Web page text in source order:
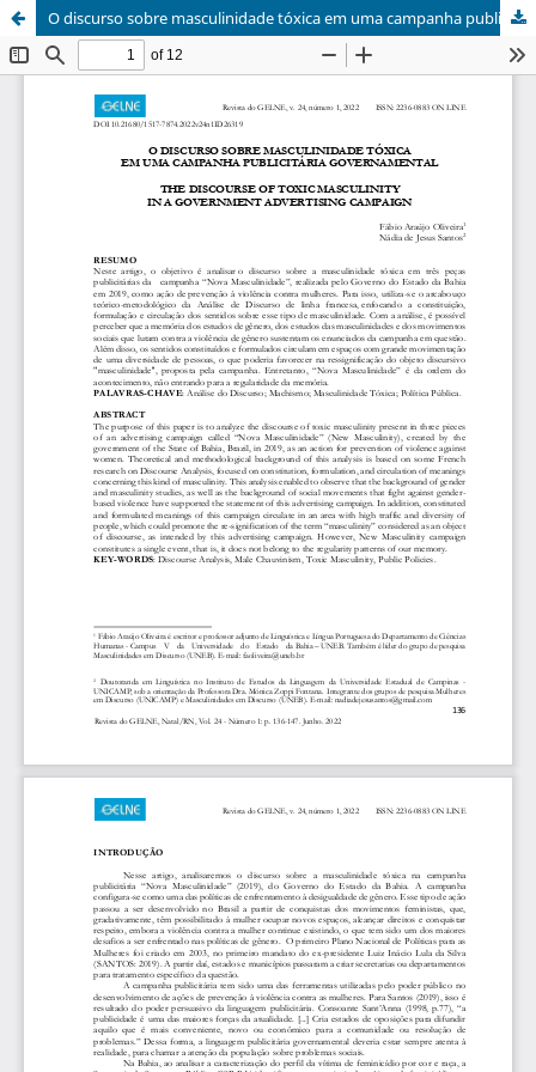
O discurso sobre masculinidade tóxica em uma campanha publicitária governamental